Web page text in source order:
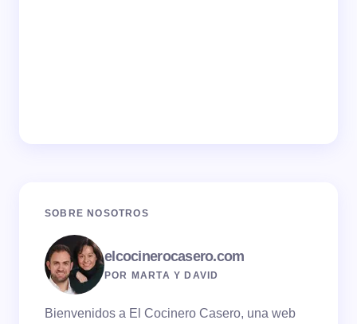
SOBRE NOSOTROS
elcocinerocasero.com
POR MARTA Y DAVID
Bienvenidos a El Cocinero Casero, una web